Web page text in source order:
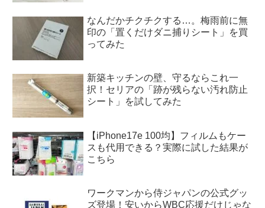
なんだかチクチクする…。梅雨前に無
印の「置くだけダニ捕りシート」を買
ってみた
新築キッチンの壁、守るならこれ一
択！セリアの「跡が残らない汚れ防止
シート」を試してみた
【iPhone17e 100均】フィルムもケー
スも代用できる？実際に試した結果が
こちら
ワークマンから侍ジャパンの公式グッ
ズ登場！安いからWBC応援だけじゃな